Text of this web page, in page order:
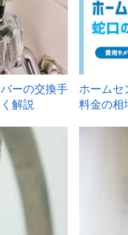
ーの交換手
解説
ホームセ
料金の相